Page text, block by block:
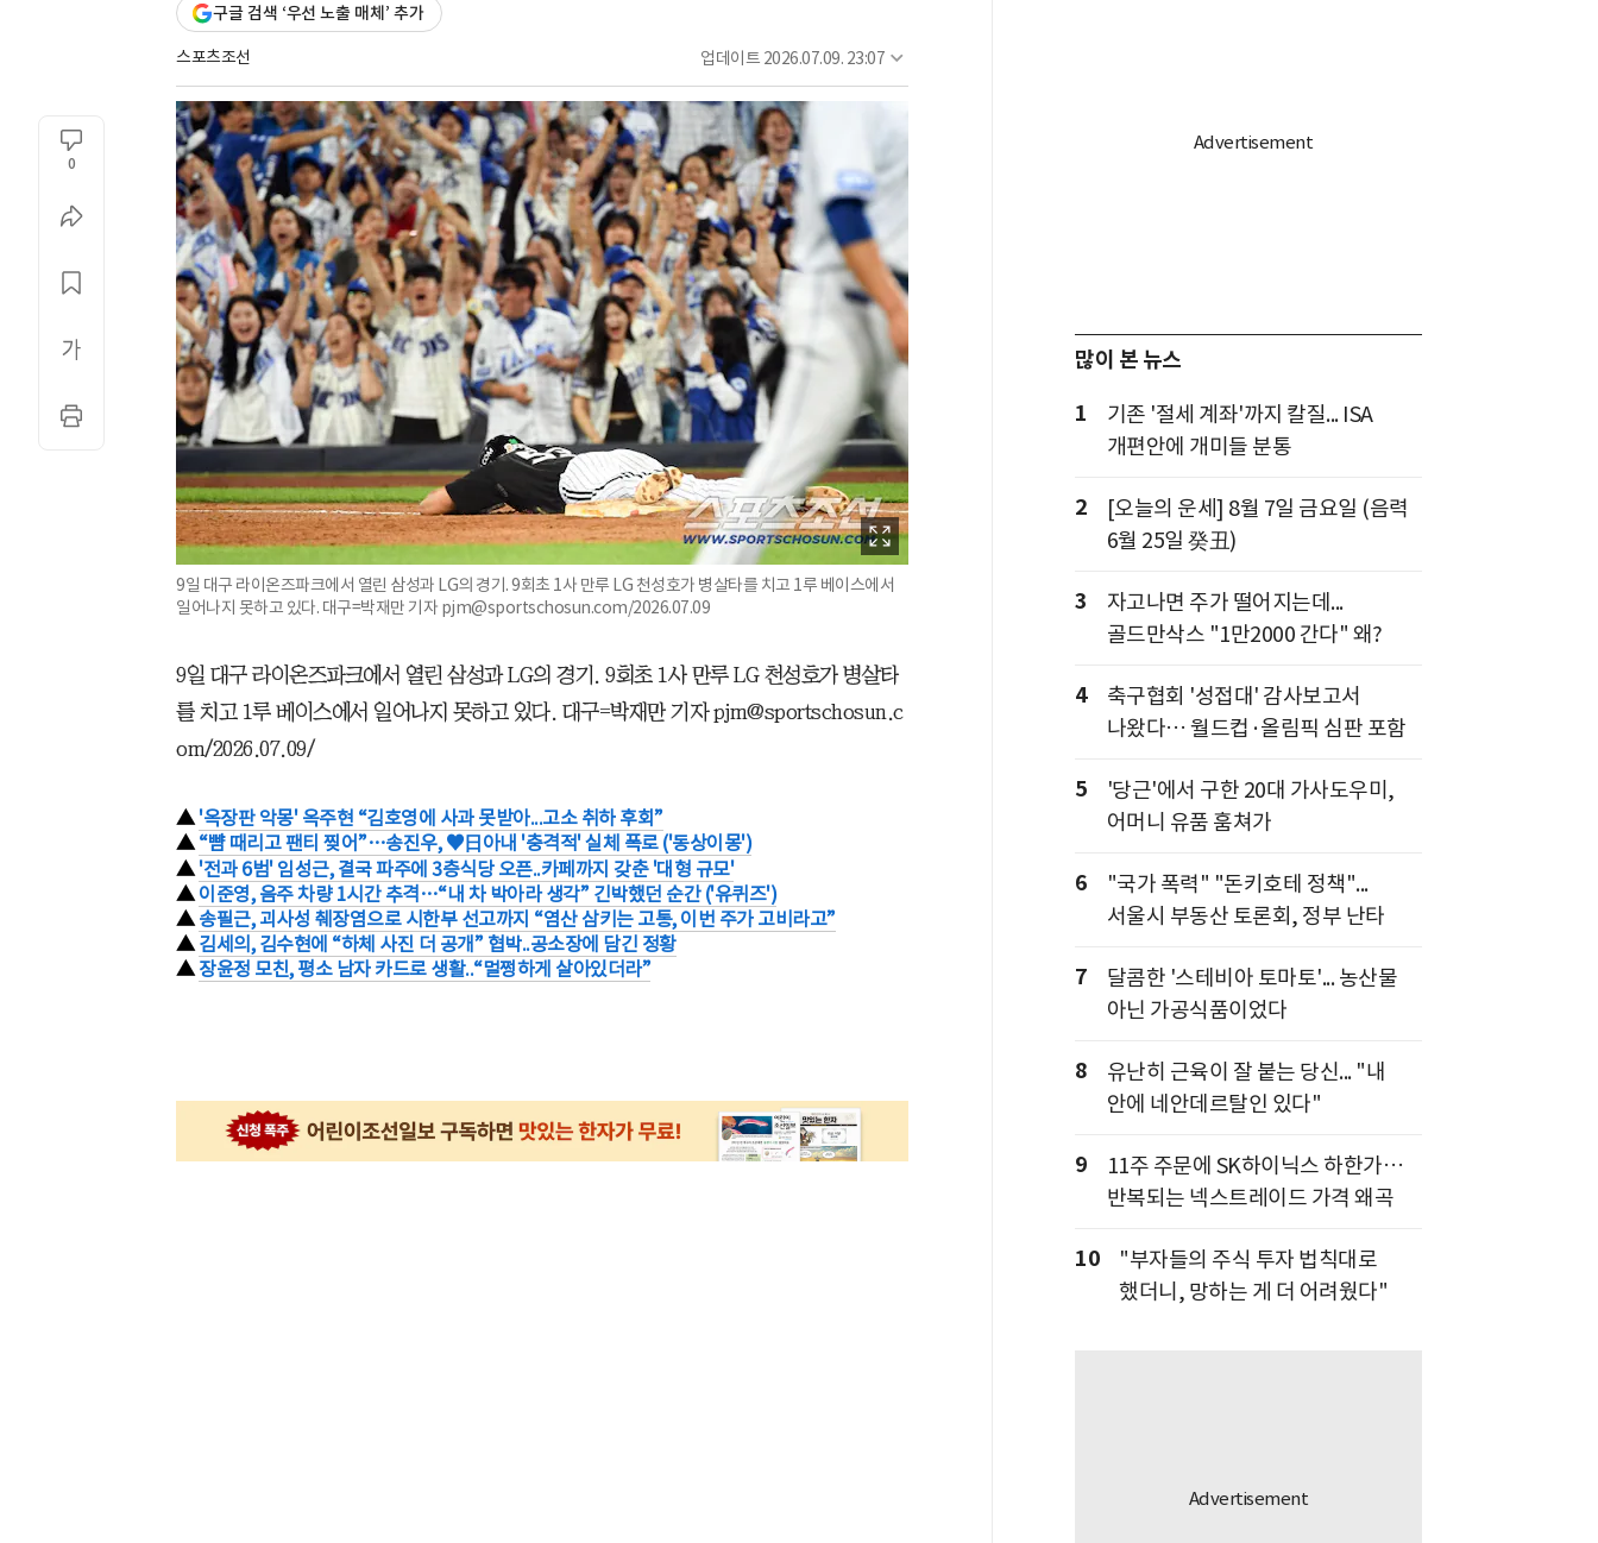
구글 검색 ‘우선 노출 매체’ 추가
스포츠조선 업데이트 2026.07.09. 23:07
0
9일 대구 라이온즈파크에서 열린 삼성과 LG의 경기. 9회초 1사 만루 LG 천성호가 병살타를 치고 1루 베이스에서
일어나지 못하고 있다. 대구=박재만 기자 pjm@sportschosun.com/2026.07.09
9일 대구 라이온즈파크에서 열린 삼성과 LG의 경기. 9회초 1사 만루 LG 천성호가 병살타
를 치고 1루 베이스에서 일어나지 못하고 있다. 대구=박재만 기자 pjm@sportschosun.c
om/2026.07.09/
▲'옥장판 악몽' 옥주현 “김호영에 사과 못받아...고소 취하 후회”
▲“뺨 때리고 팬티 찢어”…송진우, ♥日아내 '충격적' 실체 폭로 ('동상이몽')
▲'전과 6범' 임성근, 결국 파주에 3층식당 오픈..카페까지 갖춘 '대형 규모'
▲이준영, 음주 차량 1시간 추격…“내 차 박아라 생각” 긴박했던 순간 ('유퀴즈')
▲송필근, 괴사성 췌장염으로 시한부 선고까지 “염산 삼키는 고통, 이번 주가 고비라고”
▲김세의, 김수현에 “하체 사진 더 공개” 협박..공소장에 담긴 정황
▲장윤정 모친, 평소 남자 카드로 생활..“멀쩡하게 살아있더라”
많이 본 뉴스
1
기존 '절세 계좌'까지 칼질... ISA
개편안에 개미들 분통
2
[오늘의 운세] 8월 7일 금요일 (음력
6월 25일 癸丑)
3
자고나면 주가 떨어지는데...
골드만삭스 "1만2000 간다" 왜?
4
축구협회 '성접대' 감사보고서
나왔다… 월드컵·올림픽 심판 포함
5
'당근'에서 구한 20대 가사도우미,
어머니 유품 훔쳐가
6
"국가 폭력" "돈키호테 정책"...
서울시 부동산 토론회, 정부 난타
7
달콤한 '스테비아 토마토'... 농산물
아닌 가공식품이었다
8
유난히 근육이 잘 붙는 당신... "내
안에 네안데르탈인 있다"
9
11주 주문에 SK하이닉스 하한가…
반복되는 넥스트레이드 가격 왜곡
10
"부자들의 주식 투자 법칙대로
했더니, 망하는 게 더 어려웠다"